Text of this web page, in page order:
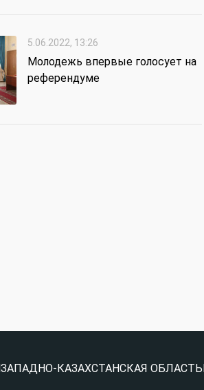
5.06.2022, 13:26
Молодежь впервые голосует на
референдуме
ЗАПАДНО-КАЗАХСТАНСКАЯ ОБЛАСТЬ